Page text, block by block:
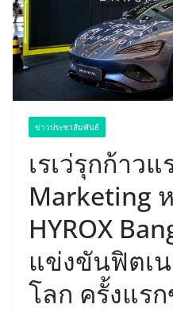
ข่าวประชาสัมพันธ์
เรเว่รุกก้าว
Marketing
HYROX
แข่งขันฟิตเ
โลก ครั้งแร